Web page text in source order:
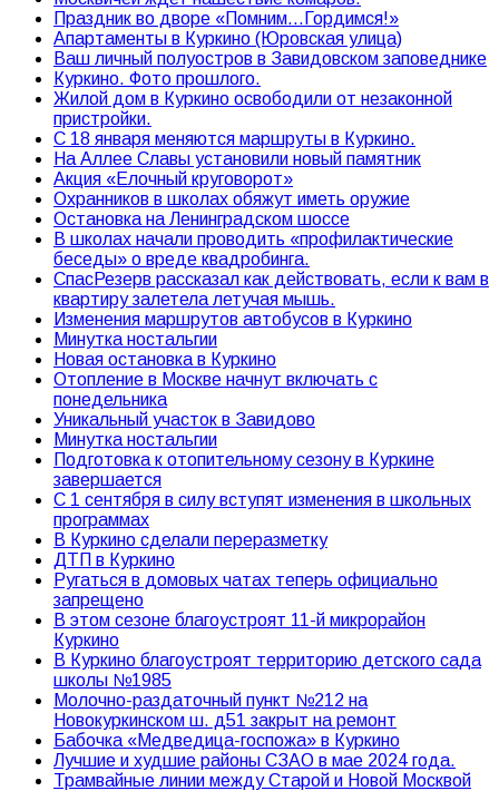
Праздник во дворе «Помним…Гордимся!»
Апартаменты в Куркино (Юровская улица)
Ваш личный полуостров в Завидовском заповеднике
Куркино. Фото прошлого.
Жилой дом в Куркино освободили от незаконной
пристройки.
С 18 января меняются маршруты в Куркино.
На Аллее Славы установили новый памятник
Акция «Елочный круговорот»
Охранников в школах обяжут иметь оружие
Остановка на Ленинградском шоссе
В школах начали проводить «профилактические
беседы» о вреде квадробинга.
СпасРезерв рассказал как действовать, если к вам в
квартиру залетела летучая мышь.
Изменения маршрутов автобусов в Куркино
Минутка ностальгии
Новая остановка в Куркино
Отопление в Москве начнут включать с
понедельника
Уникальный участок в Завидово
Минутка ностальгии
Подготовка к отопительному сезону в Куркине
завершается
С 1 сентября в силу вступят изменения в школьных
программах
В Куркино сделали переразметку
ДТП в Куркино
Ругаться в домовых чатах теперь официально
запрещено
В этом сезоне благоустроят 11-й микрорайон
Куркино
В Куркино благоустроят территорию детского сада
школы №1985
Молочно-раздаточный пункт №212 на
Новокуркинском ш. д51 закрыт на ремонт
Бабочка «Медведица-госпожа» в Куркино
Лучшие и худшие районы СЗАО в мае 2024 года.
Трамвайные линии между Старой и Новой Москвой